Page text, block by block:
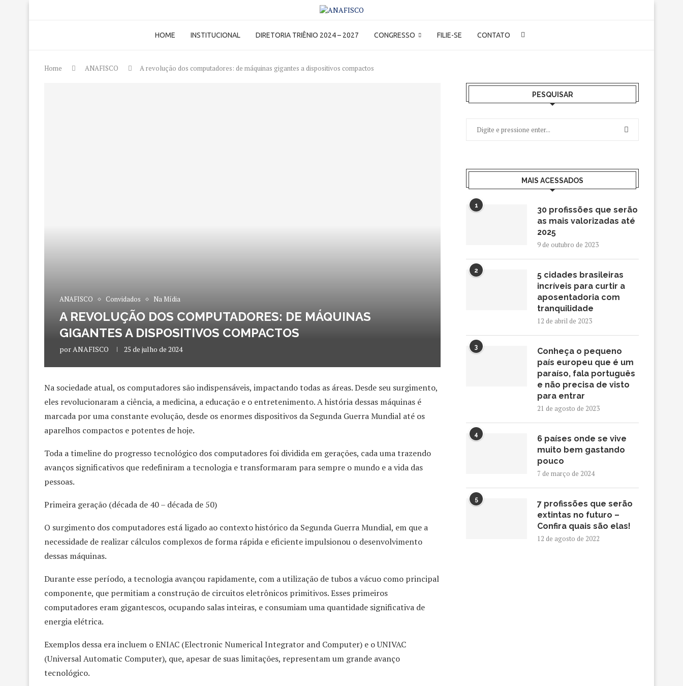
HOME INSTITUCIONAL DIRETORIA TRIÊNIO 2024 – 2027 CONGRESSO FILIE-SE CONTATO
Home ANAFISCO A revolução dos computadores: de máquinas gigantes a dispositivos compactos
ANAFISCO Convidados Na Mídia
A REVOLUÇÃO DOS COMPUTADORES: DE MÁQUINAS
GIGANTES A DISPOSITIVOS COMPACTOS
porANAFISCO 25 de julho de 2024
Na sociedade atual, os computadores são indispensáveis, impactando todas as áreas. Desde seu surgimento,
eles revolucionaram a ciência, a medicina, a educação e o entretenimento. A história dessas máquinas é
marcada por uma constante evolução, desde os enormes dispositivos da Segunda Guerra Mundial até os
aparelhos compactos e potentes de hoje.
Toda a timeline do progresso tecnológico dos computadores foi dividida em gerações, cada uma trazendo
avanços significativos que redefiniram a tecnologia e transformaram para sempre o mundo e a vida das
pessoas.
Primeira geração (década de 40 – década de 50)
O surgimento dos computadores está ligado ao contexto histórico da Segunda Guerra Mundial, em que a
necessidade de realizar cálculos complexos de forma rápida e eficiente impulsionou o desenvolvimento
dessas máquinas.
Durante esse período, a tecnologia avançou rapidamente, com a utilização de tubos a vácuo como principal
componente, que permitiam a construção de circuitos eletrônicos primitivos. Esses primeiros
computadores eram gigantescos, ocupando salas inteiras, e consumiam uma quantidade significativa de
energia elétrica.
Exemplos dessa era incluem o ENIAC (Electronic Numerical Integrator and Computer) e o UNIVAC
(Universal Automatic Computer), que, apesar de suas limitações, representam um grande avanço
tecnológico.
PESQUISAR
MAIS ACESSADOS
1
30 profissões que serão
as mais valorizadas até
2025
9 de outubro de 2023
2
5 cidades brasileiras
incríveis para curtir a
aposentadoria com
tranquilidade
12 de abril de 2023
3
Conheça o pequeno
país europeu que é um
paraíso, fala português
e não precisa de visto
para entrar
21 de agosto de 2023
4
6 países onde se vive
muito bem gastando
pouco
7 de março de 2024
5
7 profissões que serão
extintas no futuro –
Confira quais são elas!
12 de agosto de 2022